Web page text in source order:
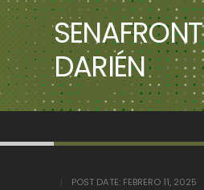
DARIÉN
POST DATE: FEBRERO 11, 2025